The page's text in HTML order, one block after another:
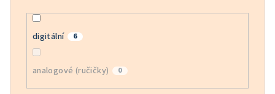
digitální 6
analogové (ručičky) 0